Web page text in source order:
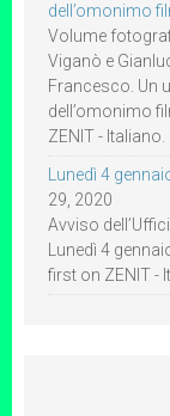
dell’omonimo
Volume
Viganò e
Francesco. Un
dell’omonimo
ZENIT - Italiano.
Lunedì 4
29, 2020
Avviso
Lunedì 4
first on ZENIT -